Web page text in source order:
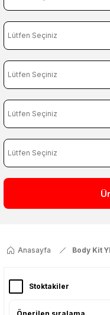
Anasayfa Body Kit
Stoktakiler